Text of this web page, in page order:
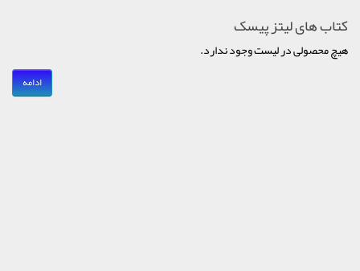
کتاب های لیتز پیسک
هیچ محصولی در لیست وجود ندارد.
ادامه